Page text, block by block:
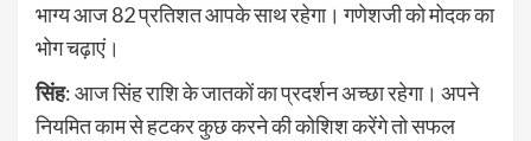
भाग्य आज 82 प्रतिशत आपके साथ रहेगा। गणेशजी को मोदक का
भोग चढ़ाएं।
सिंह: आज सिंह राशि के जातकों का प्रदर्शन अच्छा रहेगा। अपने
नियमित काम से हटकर कुछ करने की कोशिश करेंगे तो सफल